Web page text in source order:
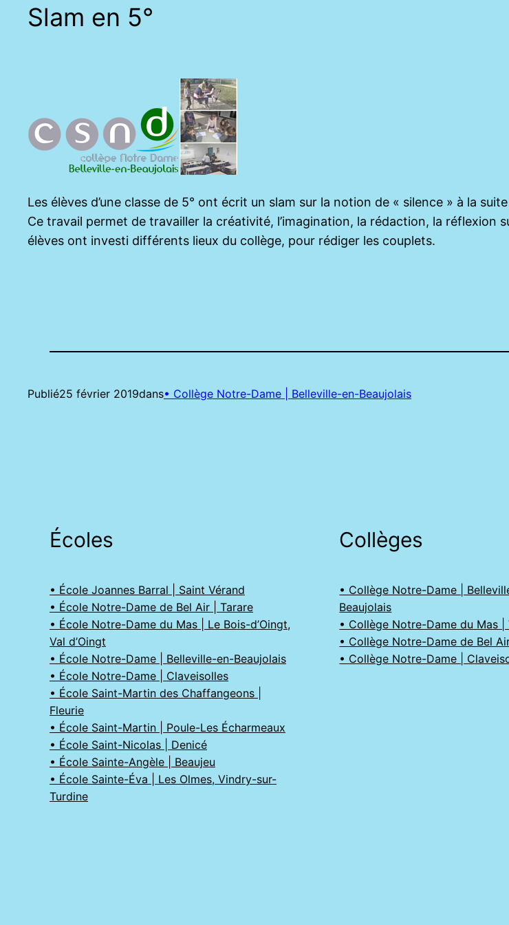
Slam en 5°
Les élèves d’une classe de 5° ont écrit un slam sur la notion de « silence » à la
Ce travail permet de travailler la créativité, l’imagination, la rédaction, la réflexion
élèves ont investi différents lieux du collège, pour rédiger les couplets.
Publié25 février 2019dans• Collège Notre-Dame | Belleville-en-Beaujolais
Écoles
• École Joannes Barral | Saint Vérand
• École Notre-Dame de Bel Air | Tarare
• École Notre-Dame du Mas | Le Bois-d’Oingt,
Val d’Oingt
• École Notre-Dame | Belleville-en-Beaujolais
• École Notre-Dame | Claveisolles
• École Saint-Martin des Chaffangeons |
Fleurie
• École Saint-Martin | Poule-Les Écharmeaux
• École Saint-Nicolas | Denicé
• École Sainte-Angèle | Beaujeu
• École Sainte-Éva | Les Olmes, Vindry-sur-
Turdine
Collèges
• Collège Notre-Dame |
Beaujolais
• Collège Notre-Dame du Mas |
• Collège Notre-Dame de Bel
• Collège Notre-Dame |